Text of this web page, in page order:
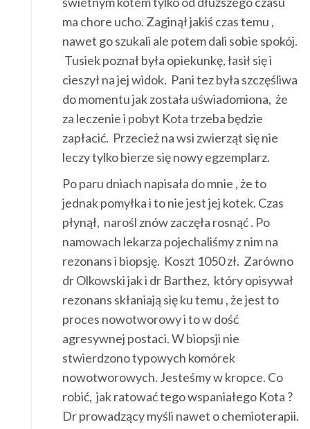
ma chore ucho. Zaginął jakiś czas temu ,
nawet go szukali ale potem dali sobie spokój.
Tusiek poznał była opiekunkę, łasił się i
cieszył na jej widok. Pani tez była szczęśliwa
do momentu jak została uświadomiona, że
za leczenie i pobyt Kota trzeba będzie
zapłacić. Przecież na wsi zwierząt się nie
leczy tylko bierze się nowy egzemplarz.
Po paru dniach napisała do mnie , że to
jednak pomyłka i to nie jest jej kotek. Czas
płynął, narośl znów zaczęła rosnąć . Po
namowach lekarza pojechaliśmy z nim na
rezonans i biopsję. Koszt 1050 zł. Zarówno
dr Olkowski jak i dr Barthez, który opisywał
rezonans skłaniają się ku temu , że jest to
proces nowotworowy i to w dość
agresywnej postaci. W biopsji nie
stwierdzono typowych komórek
nowotworowych. Jesteśmy w kropce. Co
robić, jak ratować tego wspaniałego Kota ?
Dr prowadzący myśli nawet o chemioterapii.